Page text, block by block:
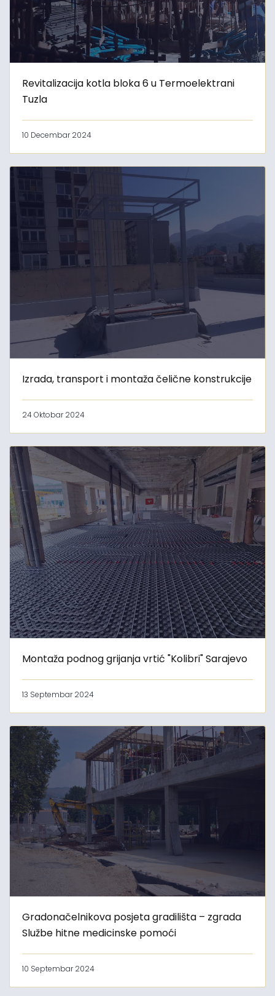
Revitalizacija kotla bloka 6 u Termoelektrani
Tuzla
10 Decembar 2024
Izrada, transport i montaža čelične konstrukcije
24 Oktobar 2024
Montaža podnog grijanja vrtić "Kolibri" Sarajevo
13 Septembar 2024
Gradonačelnikova posjeta gradilišta – zgrada
Službe hitne medicinske pomoći
10 Septembar 2024